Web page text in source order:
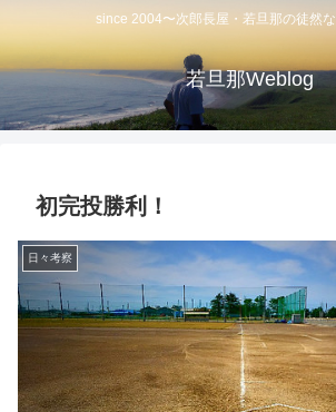
since 2004〜次郎長屋・若旦那の徒然
若旦那Weblog
初完投勝利！
日々考察